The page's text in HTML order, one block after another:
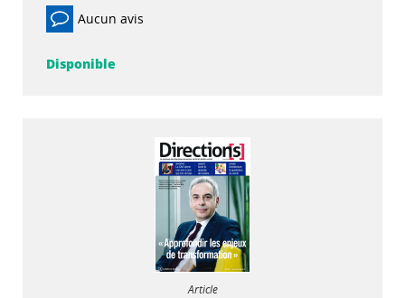
Aucun avis
Disponible
Article